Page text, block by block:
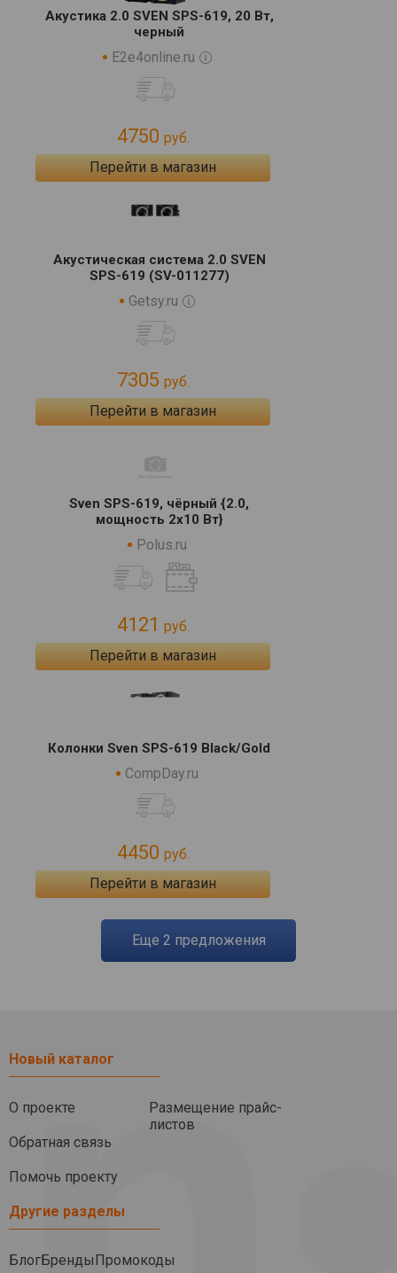
Акустика 2.0 SVEN SPS-619, 20 Вт,
черный
E2e4online.ru
4750 руб.
Перейти в магазин
Акустическая система 2.0 SVEN
SPS-619 (SV-011277)
Getsy.ru
7305 руб.
Перейти в магазин
Sven SPS-619, чёрный {2.0,
мощность 2х10 Вт}
Polus.ru
4121 руб.
Перейти в магазин
Колонки Sven SPS-619 Black/Gold
CompDay.ru
4450 руб.
Перейти в магазин
eще 2 предложения
Новый каталог
О проекте
Обратная связь
Помочь проекту
Размещение прайс-
листов
Другие разделы
БлогБрендыПромокоды